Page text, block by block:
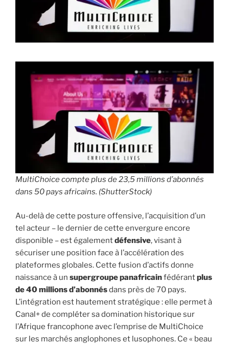
MultiChoice compte plus de 23,5 millions d’abonnés
dans 50 pays africains. (ShutterStock)
Au-delà de cette posture offensive, l’acquisition d’un
tel acteur – le dernier de cette envergure encore
disponible – est égalementdéfensive, visant à
sécuriser une position face à l’accélération des
plateformes globales. Cette fusion d’actifs donne
naissance à un supergroupe panafricainfédérantplus
de 40 millions d’abonnésdans près de 70 pays.
L’intégration est hautement stratégique : elle permet à
Canal+ de compléter sa domination historique sur
l’Afrique francophone avec l’emprise de MultiChoice
sur les marchés anglophones et lusophones. Ce « beau